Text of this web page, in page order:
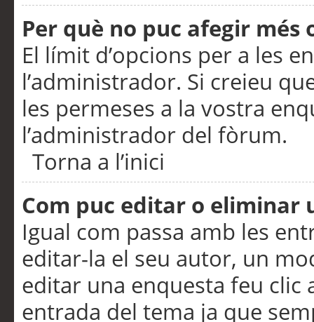
Per què no puc afegir més
El límit d’opcions per a les
l’administrador. Si creieu
les permeses a la vostra
l’administrador del fòrum.
Torna a l’inici
Com puc editar o eliminar
Igual com passa amb les
editar-la el seu autor, un
editar una enquesta feu clic
entrada del tema ja que